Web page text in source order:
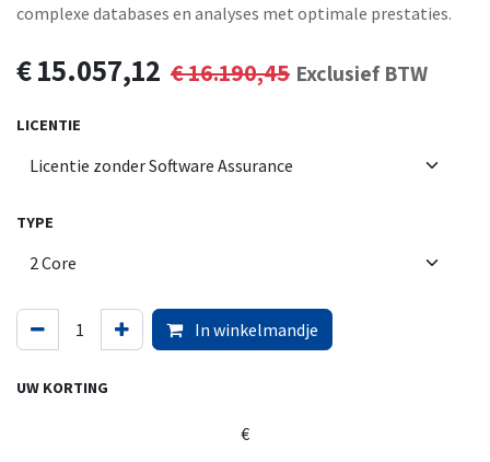
complexe databases en analyses met optimale prestaties.
€15.057,12 €16.190,45 Exclusief BTW
LICENTIE
TYPE
In winkelmandje
UW KORTING
€